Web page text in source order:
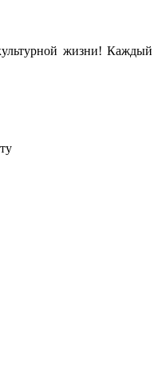
жизни!